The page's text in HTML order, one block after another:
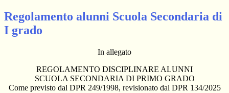
Regolamento alunni Scuola Secondaria di
I grado
In allegato
REGOLAMENTO DISCIPLINARE ALUNNI
SCUOLA SECONDARIA DI PRIMO GRADO
Come previsto dal DPR 249/1998, revisionato dal DPR 134/2025